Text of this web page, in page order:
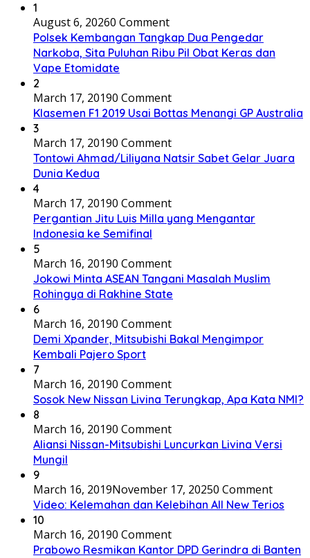
1
August 6, 20260 Comment
Polsek Kembangan Tangkap Dua Pengedar
Narkoba, Sita Puluhan Ribu Pil Obat Keras dan
Vape Etomidate
2
March 17, 20190 Comment
Klasemen F1 2019 Usai Bottas Menangi GP Australia
3
March 17, 20190 Comment
Tontowi Ahmad/Liliyana Natsir Sabet Gelar Juara
Dunia Kedua
4
March 17, 20190 Comment
Pergantian Jitu Luis Milla yang Mengantar
Indonesia ke Semifinal
5
March 16, 20190 Comment
Jokowi Minta ASEAN Tangani Masalah Muslim
Rohingya di Rakhine State
6
March 16, 20190 Comment
Demi Xpander, Mitsubishi Bakal Mengimpor
Kembali Pajero Sport
7
March 16, 20190 Comment
Sosok New Nissan Livina Terungkap, Apa Kata NMI?
8
March 16, 20190 Comment
Aliansi Nissan-Mitsubishi Luncurkan Livina Versi
Mungil
9
March 16, 2019November 17, 20250 Comment
Video: Kelemahan dan Kelebihan All New Terios
10
March 16, 20190 Comment
Prabowo Resmikan Kantor DPD Gerindra di Banten